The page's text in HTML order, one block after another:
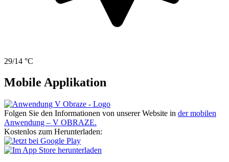
29/14 °C
Mobile Applikation
Folgen Sie den Informationen von unserer Website in der mobilen
Anwendung – V OBRAZE.
Kostenlos zum Herunterladen: